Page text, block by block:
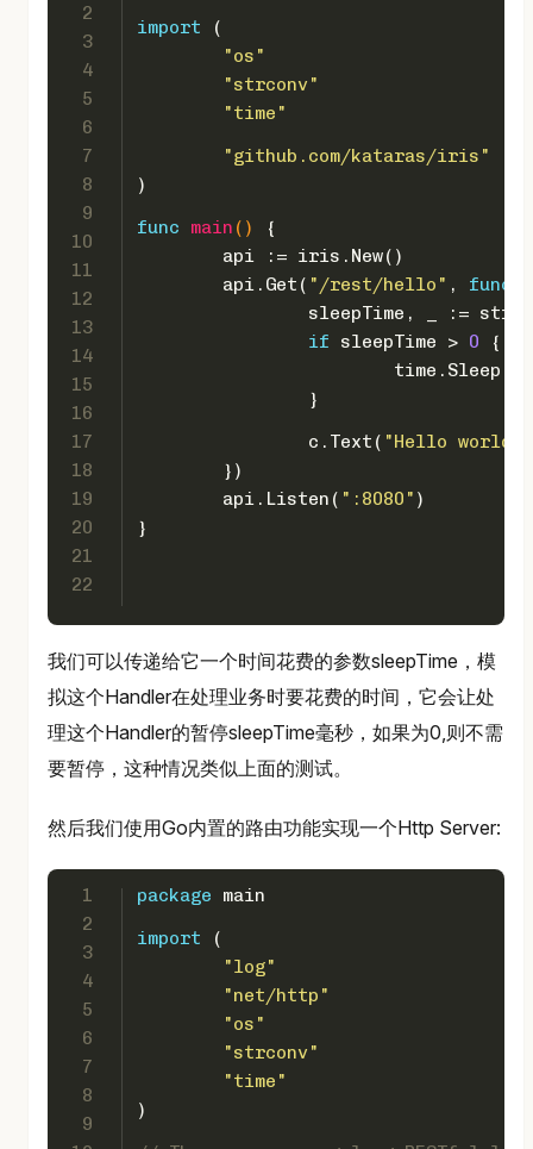
2
3
4
5
6
7
8
9
10
11
12
13
14
15
16
17
18
19
20
21
22
import (
"os"
"strconv"
"time"
"github.com/kataras/iris"
)
func
main ()
{
	api := iris.New()
	api.Get(
"/rest/hello" , func
sleepTime, _ :=
if sleepTime > 0 {
		}
		c.Text(
"Hello world"
	})
	api.Listen(
":8080" )
}
我们可以传递给它一个时间花费的参数sleepTime，模
拟这个Handler在处理业务时要花费的时间，它会让处
理这个Handler的暂停sleepTime毫秒，如果为0,则不需
要暂停，这种情况类似上面的测试。
然后我们使用Go内置的路由功能实现一个Http Server:
1
2
3
4
5
6
7
8
9
package main
import (
"log"
"net/http"
"os"
"strconv"
"time"
)